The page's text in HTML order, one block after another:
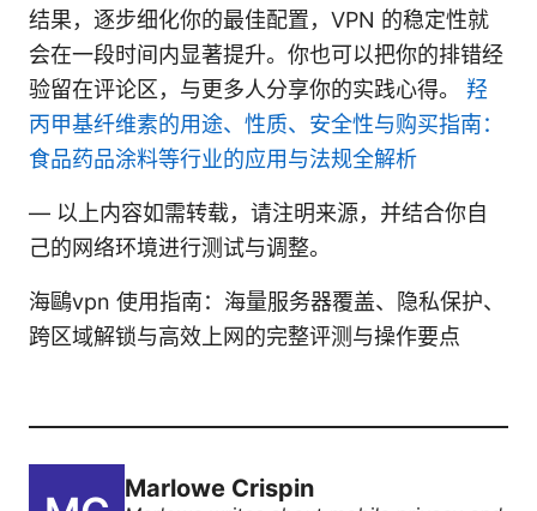
结果，逐步细化你的最佳配置，VPN 的稳定性就
会在一段时间内显著提升。你也可以把你的排错经
验留在评论区，与更多人分享你的实践心得。 羟
丙甲基纤维素的用途、性质、安全性与购买指南：
食品药品涂料等行业的应用与法规全解析
— 以上内容如需转载，请注明来源，并结合你自
己的网络环境进行测试与调整。
海鷗vpn 使用指南：海量服务器覆盖、隐私保护、
跨区域解锁与高效上网的完整评测与操作要点
Marlowe Crispin